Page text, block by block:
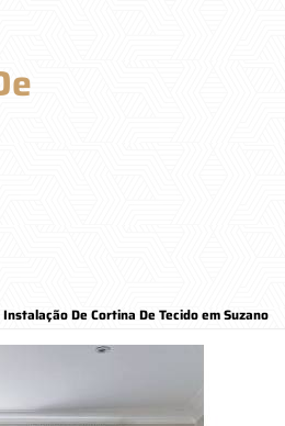
Instalação De Cortina De Tecido em Suzano